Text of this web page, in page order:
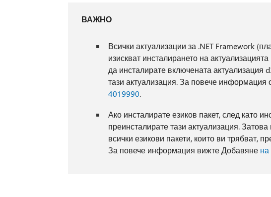
ВАЖНО
Всички актуализации за .NET Framework
изискват инсталирането на
да инсталирате включената актуализация
тази актуализация. За повече
4019990.
Ако инсталирате езиков пакет, след като
преинсталирате тази актуализация.
всички езикови пакети, които ви трябват,
За повече информация вижте Добавяне на